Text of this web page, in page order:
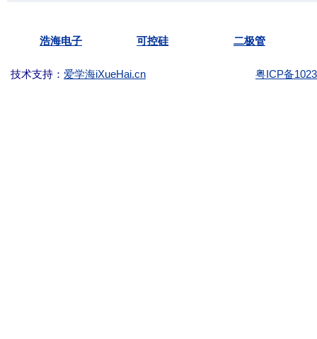
浩海电子
可控硅 二极管
技术支持： 爱学海iXueHai.cn 粤ICP备